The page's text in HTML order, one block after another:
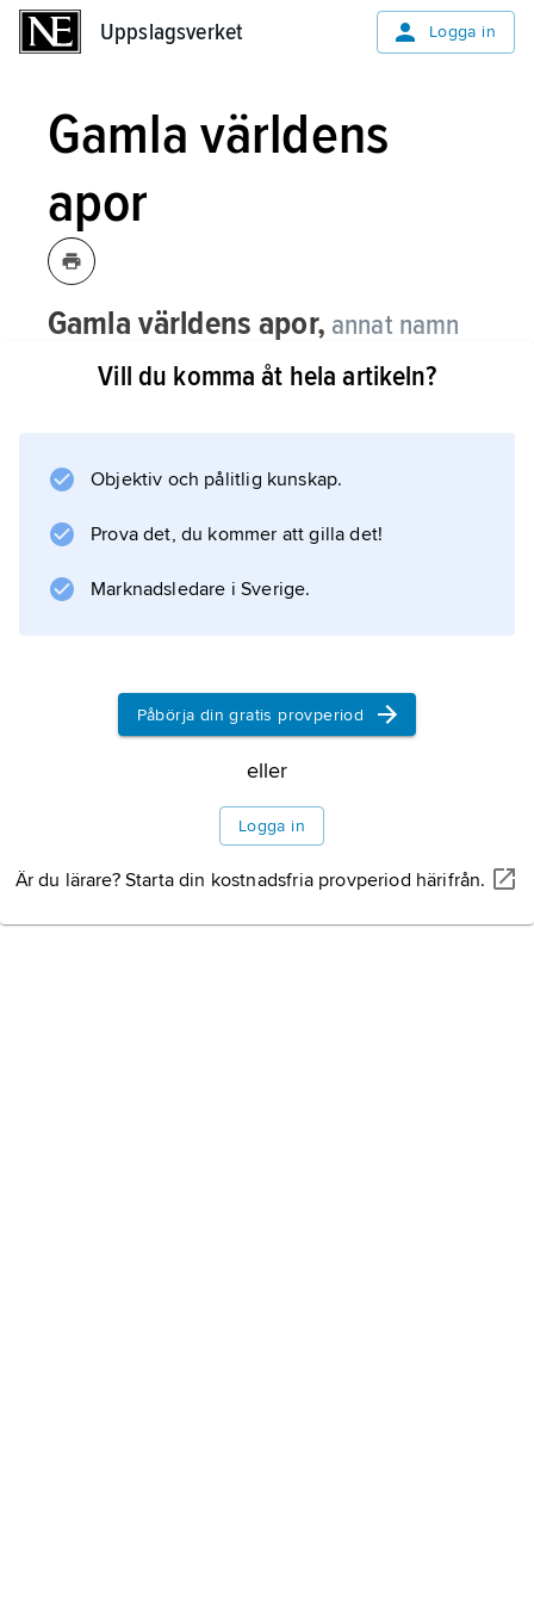
Uppslagsverket Logga in
Gamla världens
apor
Gamla världens apor, annat namn
östapor
Vill du komma åt hela artikeln?
Objektiv och pålitlig kunskap.
Prova det, du kommer att gilla det!
Marknadsledare i Sverige.
Påbörja din gratis provperiod
eller
Logga in
Är du lärare? Starta din kostnadsfria provperiod härifrån.